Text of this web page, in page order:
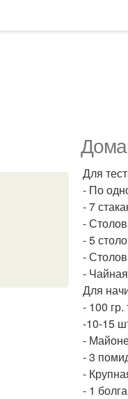
Для
- По
- 7
-
- 5
-
-
Для
- 100
-10-15
-
- 3
-
- 1